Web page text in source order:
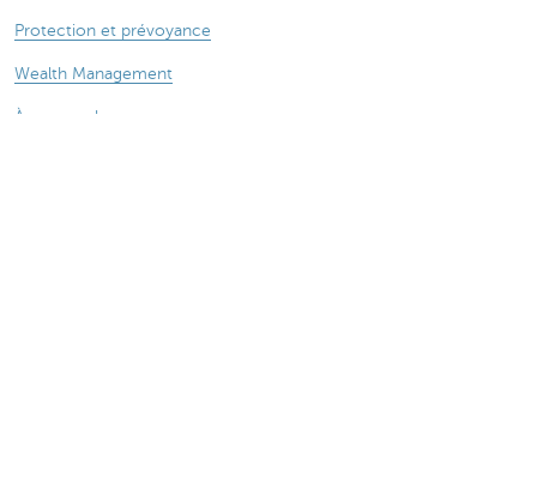
Protection et prévoyance
Wealth Management
À propos de nous